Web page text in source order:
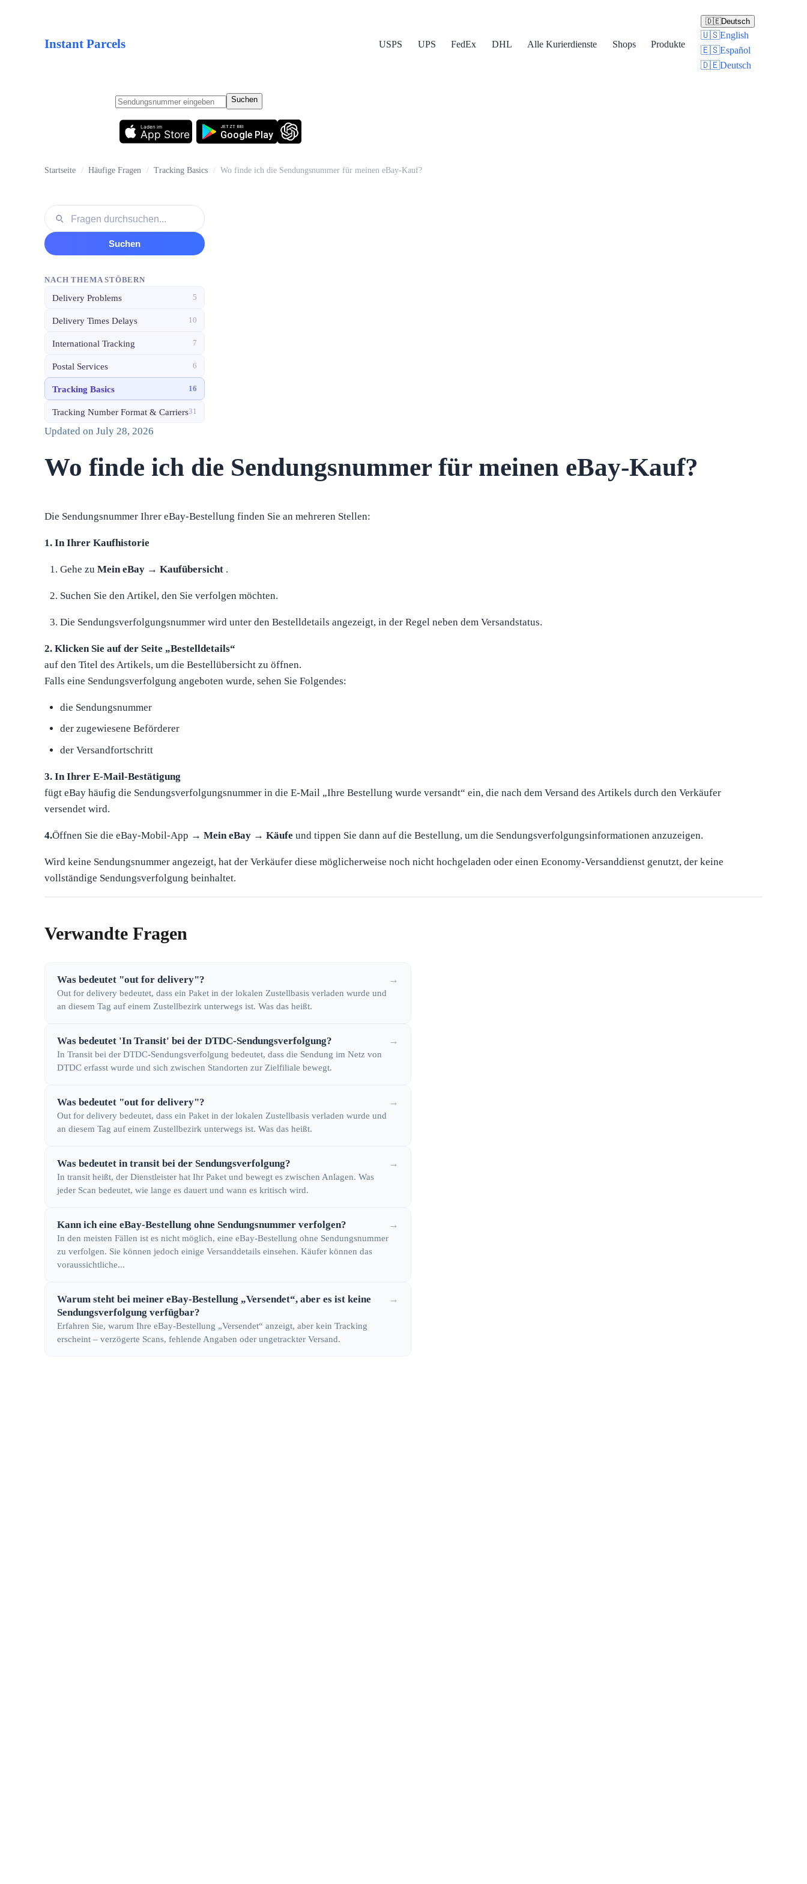
Instant Parcels USPS UPS FedEx DHL Alle Kurierdienste Shops Produkte
🇩🇪Deutsch
🇺🇸English
🇪🇸Español
🇩🇪Deutsch
Suchen
App Store
Laden im
Google Play
JETZT BEI
Startseite / Häufige Fragen / Tracking Basics / Wo finde ich die Sendungsnummer für meinen eBay-Kauf?
Fragen durchsuchen
Suchen
NACH THEMA STÖBERN
Delivery Problems 5
Delivery Times Delays 10
International Tracking 7
Postal Services 6
Tracking Basics 16
Tracking Number Format & Carriers31
Updated onJuly 28, 2026
Wo finde ich die Sendungsnummer für meinen eBay-Kauf?
Die Sendungsnummer Ihrer eBay-Bestellung finden Sie an mehreren Stellen:
1. In Ihrer Kaufhistorie
Gehe zu Mein eBay→ Kaufübersicht.
Suchen Sie den Artikel, den Sie verfolgen möchten.
Die Sendungsverfolgungsnummer wird unter den Bestelldetails angezeigt, in der Regel neben dem Versandstatus.
2. Klicken Sie auf der Seite „Bestelldetails“
auf den Titel des Artikels, um die Bestellübersicht zu öffnen.
Falls eine Sendungsverfolgung angeboten wurde, sehen Sie Folgendes:
die Sendungsnummer
der zugewiesene Beförderer
der Versandfortschritt
3. In Ihrer E-Mail-Bestätigung
fügt eBay häufig die Sendungsverfolgungsnummer in die E-Mail „Ihre Bestellung wurde versandt“ ein, die nach dem Versand des Artikels durch den Verkäufer
versendet wird.
4.Öffnen Sie die eBay-Mobil-App →Mein eBay →Käufe und tippen Sie dann auf die Bestellung, um die Sendungsverfolgungsinformationen anzuzeigen.
Wird keine Sendungsnummer angezeigt, hat der Verkäufer diese möglicherweise noch nicht hochgeladen oder einen Economy-Versanddienst genutzt, der keine
vollständige Sendungsverfolgung beinhaltet.
Verwandte Fragen
Was bedeutet "out for delivery"?
Out for delivery bedeutet, dass ein Paket in der lokalen Zustellbasis verladen wurde und
an diesem Tag auf einem Zustellbezirk unterwegs ist. Was das heißt.
→
Was bedeutet 'In Transit' bei der DTDC-Sendungsverfolgung?
In Transit bei der DTDC-Sendungsverfolgung bedeutet, dass die Sendung im Netz von
DTDC erfasst wurde und sich zwischen Standorten zur Zielfiliale bewegt.
→
Was bedeutet "out for delivery"?
Out for delivery bedeutet, dass ein Paket in der lokalen Zustellbasis verladen wurde und
an diesem Tag auf einem Zustellbezirk unterwegs ist. Was das heißt.
→
Was bedeutet in transit bei der Sendungsverfolgung?
In transit heißt, der Dienstleister hat Ihr Paket und bewegt es zwischen Anlagen. Was
jeder Scan bedeutet, wie lange es dauert und wann es kritisch wird.
→
Kann ich eine eBay-Bestellung ohne Sendungsnummer verfolgen?
In den meisten Fällen ist es nicht möglich, eine eBay-Bestellung ohne Sendungsnummer
zu verfolgen. Sie können jedoch einige Versanddetails einsehen. Käufer können das
voraussichtliche...
→
Warum steht bei meiner eBay-Bestellung „Versendet“, aber es ist keine
Sendungsverfolgung verfügbar?
Erfahren Sie, warum Ihre eBay-Bestellung „Versendet“ anzeigt, aber kein Tracking
erscheint – verzögerte Scans, fehlende Angaben oder ungetrackter Versand.
→